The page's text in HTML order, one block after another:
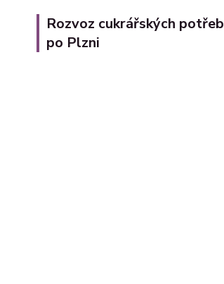
Rozvoz cukrářských potřeb
po Plzni